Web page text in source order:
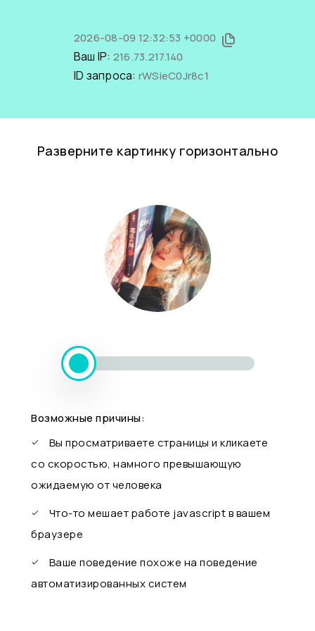
2026-08-09 12:32:53 +0000
Ваш IP: 216.73.217.140
ID запроса: rWSieC0Jr8c1
Разверните картинку горизонтально
Возможные причины:
Вы просматриваете страницы и кликаете
со скоростью, намного превышающую
ожидаемую от человека
Что-то мешает работе javascript в вашем
браузере
Ваше поведение похоже на поведение
автоматизированных систем